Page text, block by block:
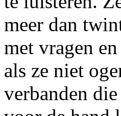
meer dan
met vragen
als ze niet
verbanden